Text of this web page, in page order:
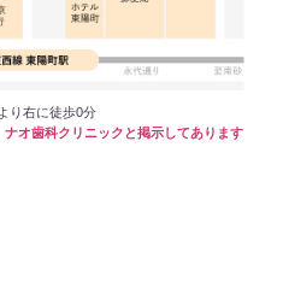
り右に徒歩0分
オ歯科クリニックと掲示してあります